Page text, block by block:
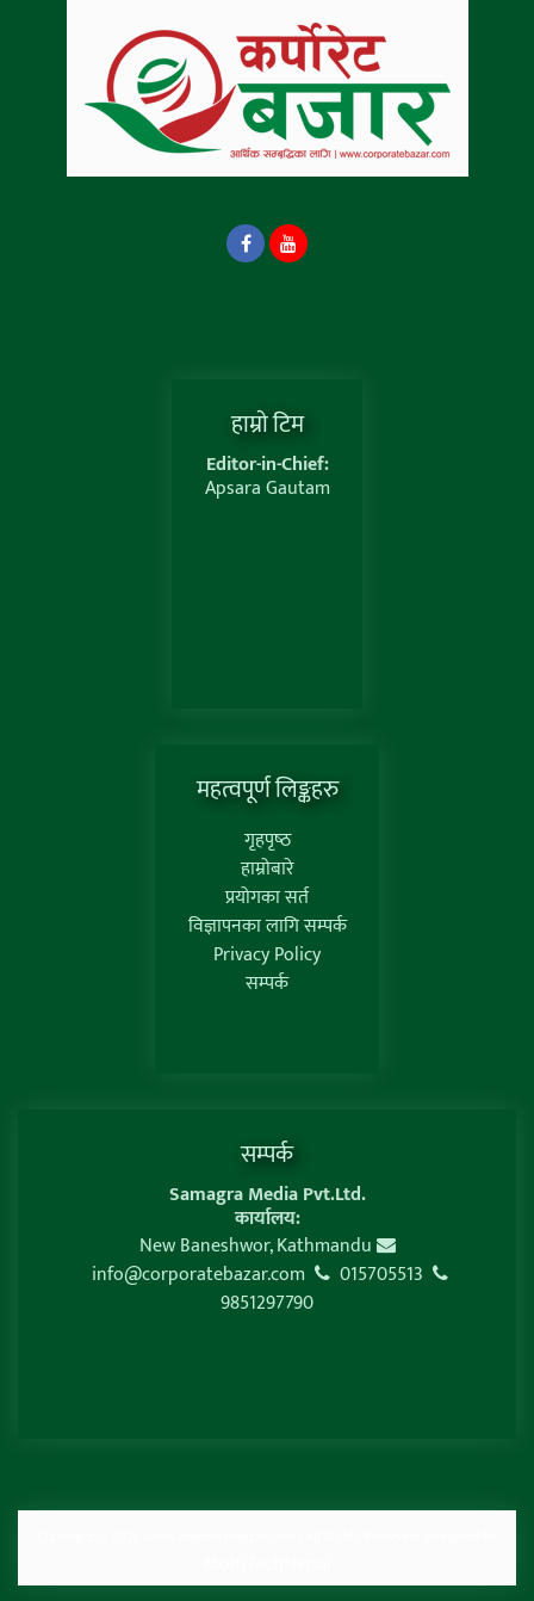
हाम्राे टिम
Editor-in-Chief:
Apsara Gautam
महत्वपूर्ण लिङ्कहरु
गृहपृष्‍ठ
हाम्रोबारे
प्रयोगका सर्त
विज्ञापनका लागि सम्पर्क
Privacy Policy
सम्पर्क
सम्पर्क
Samagra Media Pvt.Ltd.
कार्यालय:
New Baneshwor, Kathmandu
info@corporatebazar.com
015705513
9851297790